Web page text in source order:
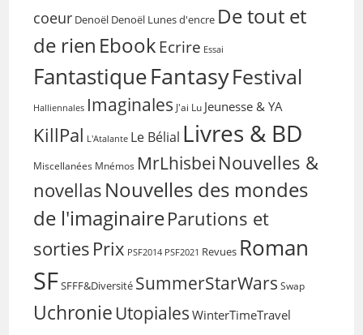
coeur Denoël Denoël Lunes d'encre De tout et
de rien EbookEcrire Essai
FantastiqueFantasyFestival
Halliennales Imaginales J'ai Lu Jeunesse & YA
KillPal L'Atalante Le Bélial Livres & BD
Miscellanées Mnémos MrLhisbei Nouvelles &
novellas Nouvelles des mondes
de l'imaginaireParutions et
sorties Prix PSF2014 PSF2021 Revues Roman
SFSFFF&Diversité SummerStarWars Swap
Uchronie Utopiales WinterTimeTravel